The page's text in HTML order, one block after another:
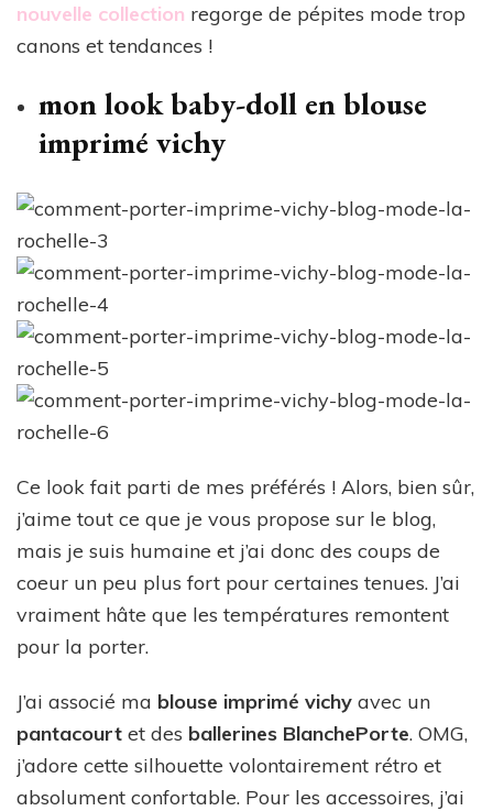
nouvelle collection regorge de pépites mode trop
canons et tendances !
mon look baby-doll en blouse
imprimé vichy
Ce look fait parti de mes préférés ! Alors, bien sûr,
j’aime tout ce que je vous propose sur le blog,
mais je suis humaine et j’ai donc des coups de
coeur un peu plus fort pour certaines tenues. J’ai
vraiment hâte que les températures remontent
pour la porter.
J’ai associé ma blouse imprimé vichy avec un
pantacourt et des ballerines BlanchePorte. OMG,
j’adore cette silhouette volontairement rétro et
absolument confortable. Pour les accessoires, j’ai